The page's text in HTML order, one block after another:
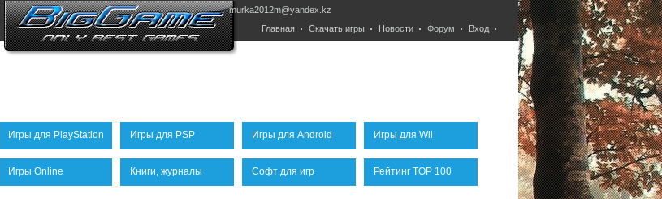
murka2012m@yandex.kz
Главная
Скачать игры Новости Форум Вход
Игры для PlayStation Игры для PSP Игры для Android Игры для Wii
Игры Online Книги, журналы Софт для игр Рейтинг TOP 100